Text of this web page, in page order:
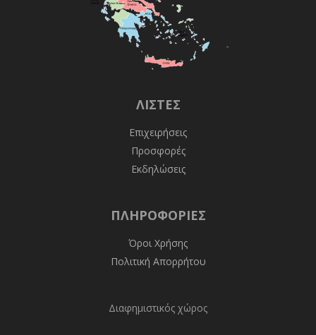
ΛΊΣΤΕΣ
Επιχειρήσεις
Προσφορές
Εκδηλώσεις
ΠΛΗΡΟΦΟΡΊΕΣ
Όροι Χρήσης
Πολιτική Απορρήτου
Διαφημιστικός χώρος